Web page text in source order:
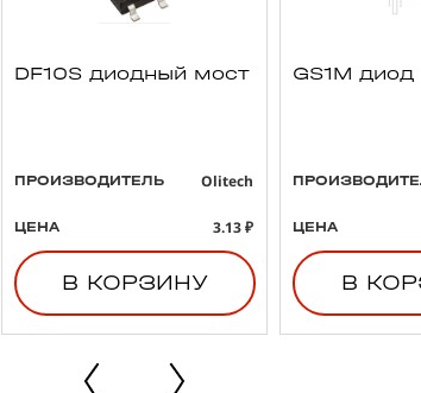
DF10S диодный мост
ПРОИЗВОДИТЕЛЬ Olitech
ЦЕНА 3.13 ₽
В КОРЗИНУ
GS1M диод
ЦЕНА
В